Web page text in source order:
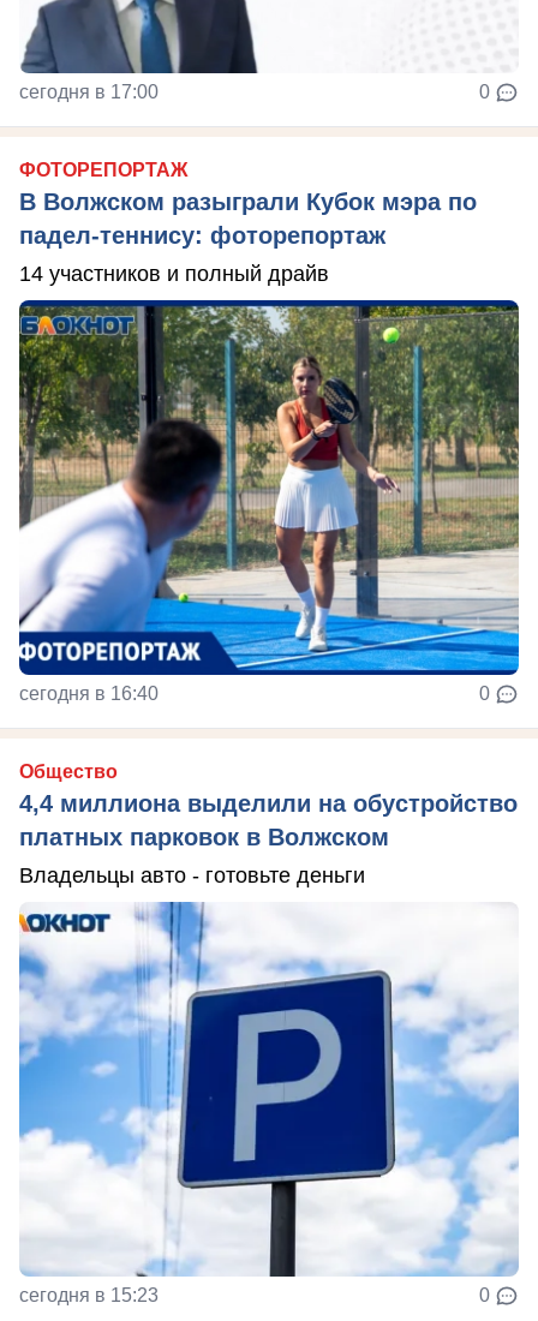
сегодня в 17:00 0
ФОТОРЕПОРТАЖ
В Волжском разыграли Кубок мэра по
падел-теннису: фоторепортаж
14 участников и полный драйв
сегодня в 16:40 0
Общество
4,4 миллиона выделили на обустройство
платных парковок в Волжском
Владельцы авто - готовьте деньги
сегодня в 15:23 0